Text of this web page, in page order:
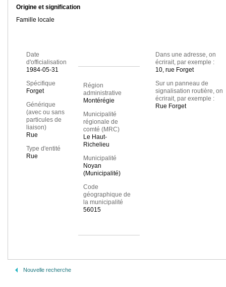
Origine et signification
Famille locale
Date
d'officialisation
1984-05-31
Spécifique
Forget
Générique
(avec ou sans
particules de
liaison)
Rue
Type d'entité
Rue
Région
administrative
Montérégie
Municipalité
régionale de
comté (MRC)
Le Haut-
Richelieu
Municipalité
Noyan
(Municipalité)
Code
géographique de
la municipalité
56015
Dans une adresse, on
écrirait, par exemple :
10, rue Forget
Sur un panneau de
signalisation routière, on
écrirait, par exemple :
Rue Forget
Nouvelle recherche